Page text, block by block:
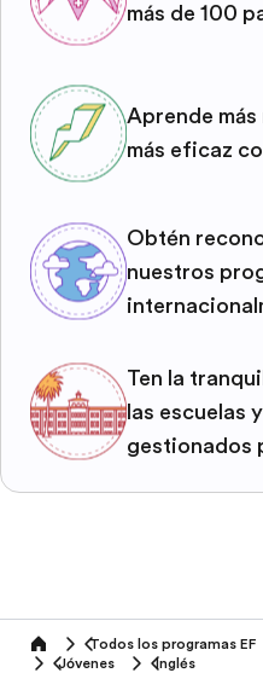
más de 100
Aprende
más eficaz
Obtén
nuestros
Ten la
las escuelas
gestionados
home Todos los programas EF
Jóvenes
Inglés